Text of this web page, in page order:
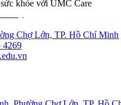
khỏe với UMC Care
Chợ Lớn, TP. Hồ Chí Minh
4269